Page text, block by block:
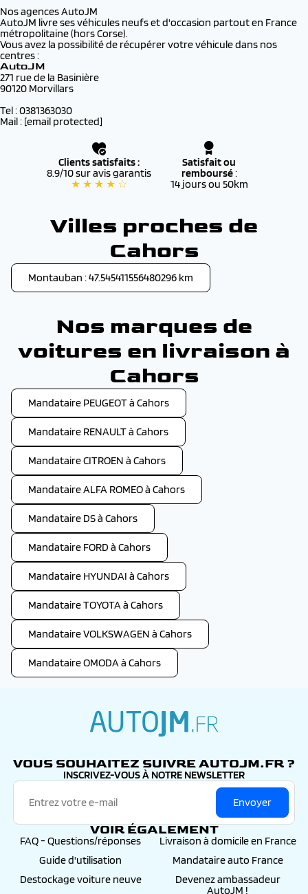
Nos agences AutoJM
AutoJM livre ses véhicules neufs et d'occasion partout en France
métropolitaine (hors Corse).
Vous avez la possibilité de récupérer votre véhicule dans nos
centres :
AutoJM
271 rue de la Basinière
90120 Morvillars
Tel : 0381363030
Mail : [email protected]
Clients satisfaits :
8.9/10 sur avis garantis
★ ★ ★ ★ ☆
Satisfait ou
remboursé:
14 jours ou 50km
Villes proches de
Cahors
Montauban : 47.545411556480296 km
Nos marques de
voitures en livraison à
Cahors
Mandataire PEUGEOT à Cahors
Mandataire RENAULT à Cahors
Mandataire CITROEN à Cahors
Mandataire ALFA ROMEO à Cahors
Mandataire DS à Cahors
Mandataire FORD à Cahors
Mandataire HYUNDAI à Cahors
Mandataire TOYOTA à Cahors
Mandataire VOLKSWAGEN à Cahors
Mandataire OMODA à Cahors
VOUS SOUHAITEZ SUIVRE AUTOJM.FR ?
INSCRIVEZ-VOUS À NOTRE NEWSLETTER
Envoyer
VOIR ÉGALEMENT
FAQ - Questions/réponses
Livraison à domicile en France
Guide d'utilisation
Mandataire auto France
Destockage voiture neuve
Devenez ambassadeur
AutoJM !